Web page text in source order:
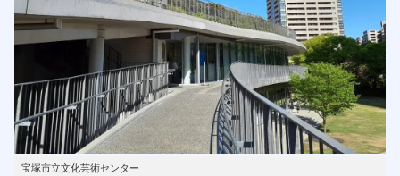
宝塚市立文化芸術センター